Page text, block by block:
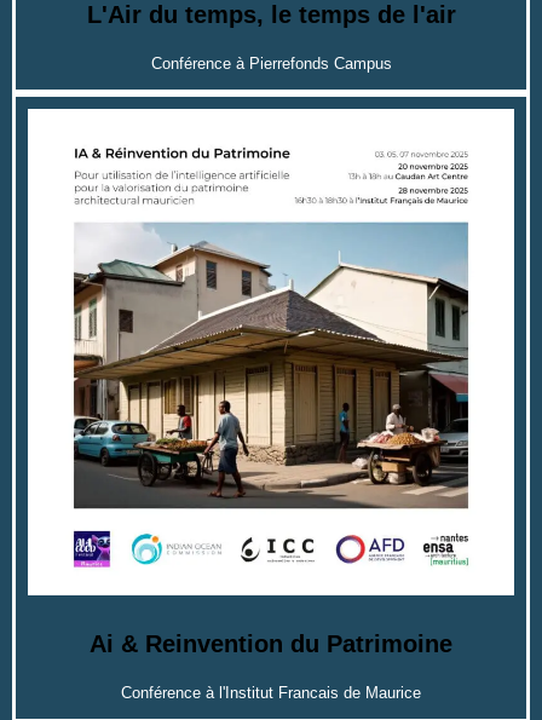
L'Air du temps, le temps de l'air
Conférence à Pierrefonds Campus
Ai & Reinvention du Patrimoine
Conférence à l'Institut Francais de Maurice